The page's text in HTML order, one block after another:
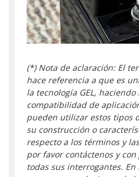
(*) Nota de aclaración: El
hace referencia a que es
la tecnología GEL,
compatibilidad de
pueden utilizar estos tipos
su construcción o
respecto a los términos y
por favor contáctenos y
todas sus interrogantes. En